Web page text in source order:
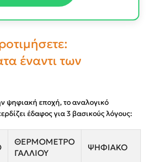
έναντι των
ψηφιακή εποχή, το αναλογικό
έδαφος για 3 βασικούς λόγους:
ΘΕΡΜΌΜΕΤΡΟ
ΓΑΛΛΊΟΥ
ΨΗΦΙΑΚΌ